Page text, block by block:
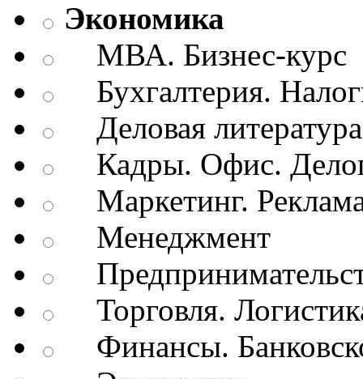
Экономика
МВА. Бизнес-курс
Бухгалтерия.
Деловая
Кадры. Офис.
Маркетинг.
Менеджмент
Торговля.
Финансы.